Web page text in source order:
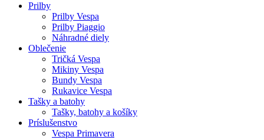
Prilby
Prilby Vespa
Prilby Piaggio
Náhradné diely
Oblečenie
Tričká Vespa
Mikiny Vespa
Bundy Vespa
Rukavice Vespa
Tašky a batohy
Tašky, batohy a košíky
Príslušenstvo
Vespa Primavera